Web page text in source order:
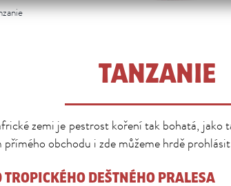
TANZANIE
zemi je pestrost koření tak bohatá, jako
obchodu i zde můžeme hrdě
TROPICKÉHO DEŠTNÉHO PRALESA